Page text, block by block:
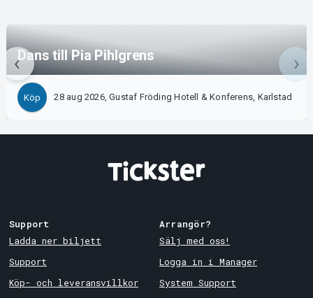
Dans till Pia Pihlgrens
Köp 28 aug 2026, Gustaf Fröding Hotell & Konferens, Karlstad
Support
Ladda ner biljett
Support
Köp- och leveransvillkor
Arrangör?
Sälj med oss!
Logga in i Manager
System Support